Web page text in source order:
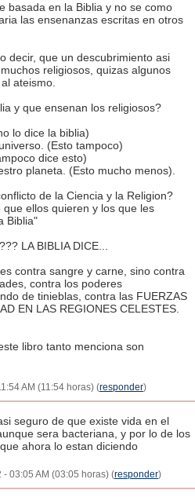
basada en la Biblia y no se como
las ensenanzas escritas en otros
decir, que un descubrimiento asi
religiosos, quizas algunos
ateismo.
y que ensenan los religiosos?
lo dice la biblia)
(Esto tampoco)
dice esto)
planeta. (Esto mucho menos).
de la Ciencia y la Religion?
ellos quieren y los que les
Biblia"
LA BIBLIA DICE...
contra sangre y carne, sino contra
contra los poderes
de tinieblas, contra las FUERZAS
EN LAS REGIONES CELESTES.
libro tanto menciona son
AM (11:54 horas) (responder)
seguro de que existe vida en el
sera bacteriana, y por lo de los
ahora lo estan diciendo
03:05 AM (03:05 horas) (responder)